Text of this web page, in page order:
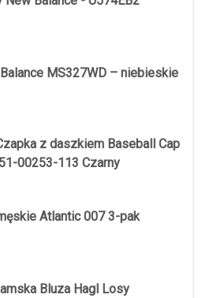
MS327WD – niebieskie
z daszkiem Baseball Cap
00253-113 Czarny
Atlantic 007 3-pak
Bluza Hagl Losy